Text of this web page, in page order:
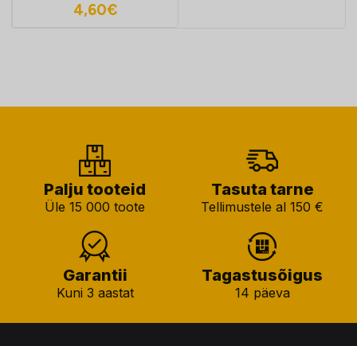
4,60€
Palju tooteid
Üle 15 000 toote
Tasuta tarne
Tellimustele al 150 €
Garantii
Kuni 3 aastat
Tagastusõigus
14 päeva